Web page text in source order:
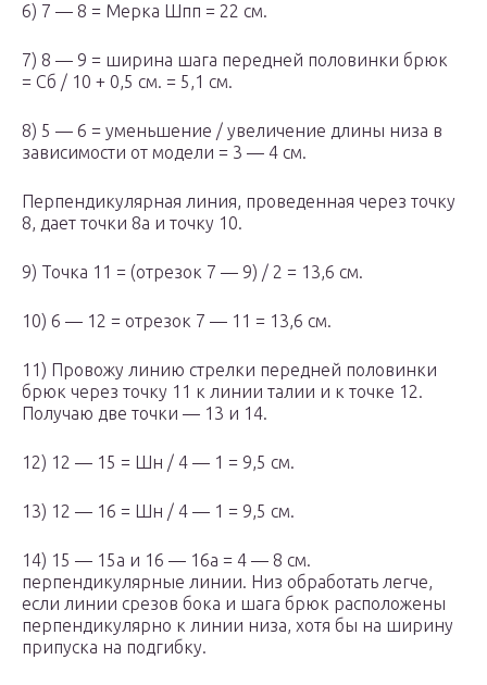
6) 7 — 8 = Мерка Шпп = 22 см.
7) 8 — 9 = ширина шага передней половинки брюк
= Сб / 10 + 0,5 см. = 5,1 см.
8) 5 — 6 = уменьшение / увеличение длины низа в
зависимости от модели = 3 — 4 см.
Перпендикулярная линия, проведенная через точку
8, дает точки 8а и точку 10.
9) Точка 11 = (отрезок 7 — 9) / 2 = 13,6 см.
10) 6 — 12 = отрезок 7 — 11 = 13,6 см.
11) Провожу линию стрелки передней половинки
брюк через точку 11 к линии талии и к точке 12.
Получаю две точки — 13 и 14.
12) 12 — 15 = Шн / 4 — 1 = 9,5 см.
13) 12 — 16 = Шн / 4 — 1 = 9,5 см.
14) 15 — 15а и 16 — 16а = 4 — 8 см.
перпендикулярные линии. Низ обработать легче,
если линии срезов бока и шага брюк расположены
перпендикулярно к линии низа, хотя бы на ширину
припуска на подгибку.